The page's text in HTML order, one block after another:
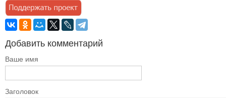
Добавить комментарий
Ваше имя
Заголовок